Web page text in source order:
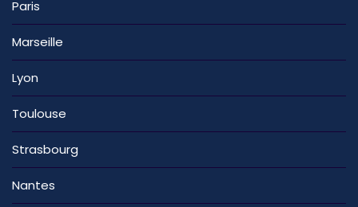
Paris
Marseille
Lyon
Toulouse
Strasbourg
Nantes